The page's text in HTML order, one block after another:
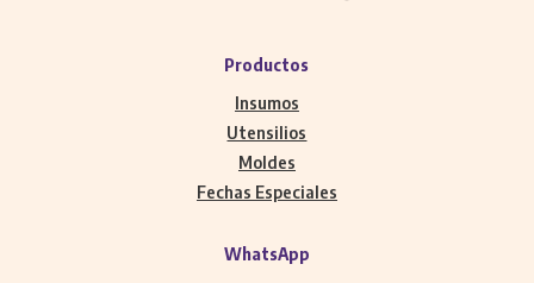
Productos
Insumos
Utensilios
Moldes
Fechas Especiales
WhatsApp